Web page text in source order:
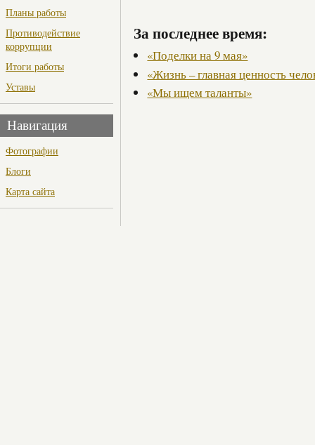
Планы работы
Противодействие
коррупции
Итоги работы
Уставы
Навигация
Фотографии
Блоги
Карта сайта
За последнее время:
«Поделки на 9 мая»
«Жизнь – главная ценность
«Мы ищем таланты»